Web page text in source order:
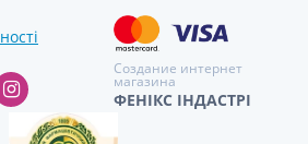
Создание интернет
магазина
ФЕНІКС ІНДАСТРІ